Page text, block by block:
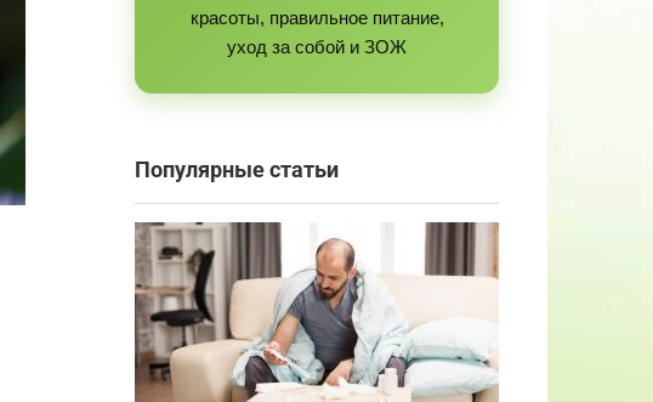
красоты, правильное питание,
уход за собой и ЗОЖ
Популярные статьи